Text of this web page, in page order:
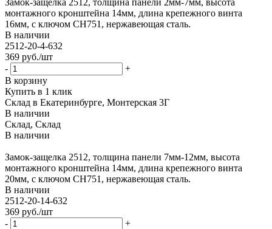
монтажного кронштейна 14мм, длина крепежного винта
16мм, с ключом CH751, нержавеющая сталь.
В наличии
2512-20-4-632
369 руб./шт
-
+
В корзину
Купить в 1 клик
Склад в Екатеринбурге, Монтерская 3Г
В наличии
Склад, Склад
В наличии
Замок-защелка 2512, толщина панели 7мм-12мм, высота
монтажного кронштейна 14мм, длина крепежного винта
20мм, с ключом CH751, нержавеющая сталь.
В наличии
2512-20-14-632
369 руб./шт
-
+